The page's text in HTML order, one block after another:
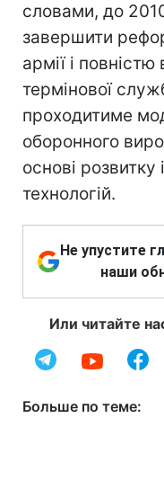
словами, до
завершити
армії і повністю
термінової
проходитиме
оборонного
основі розвитку
технологій.
Не упустите
наши
Или читайте
Больше по теме: